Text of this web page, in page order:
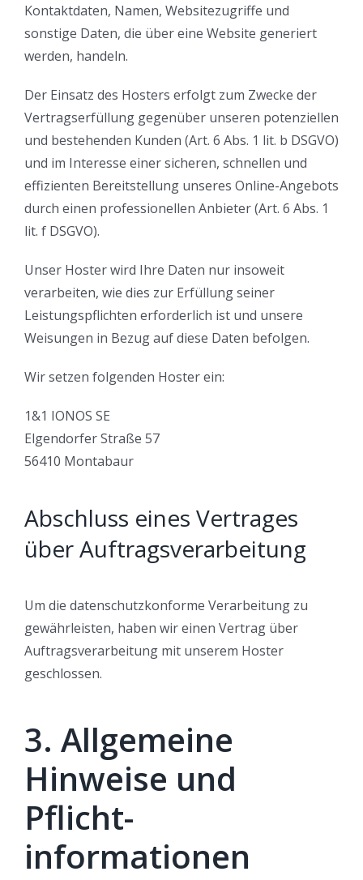
Kontaktdaten, Namen, Websitezugriffe und
sonstige Daten, die über eine Website generiert
werden, handeln.
Der Einsatz des Hosters erfolgt zum Zwecke der
Vertragserfüllung gegenüber unseren potenziellen
und bestehenden Kunden (Art. 6 Abs. 1 lit. b DSGVO)
und im Interesse einer sicheren, schnellen und
effizienten Bereitstellung unseres Online-Angebots
durch einen professionellen Anbieter (Art. 6 Abs. 1
lit. f DSGVO).
Unser Hoster wird Ihre Daten nur insoweit
verarbeiten, wie dies zur Erfüllung seiner
Leistungspflichten erforderlich ist und unsere
Weisungen in Bezug auf diese Daten befolgen.
Wir setzen folgenden Hoster ein:
1&1 IONOS SE
Elgendorfer Straße 57
56410 Montabaur
Abschluss eines Vertrages
über Auftragsverarbeitung
Um die datenschutzkonforme Verarbeitung zu
gewährleisten, haben wir einen Vertrag über
Auftragsverarbeitung mit unserem Hoster
geschlossen.
3. Allgemeine
Hinweise und
Pflicht­
informationen